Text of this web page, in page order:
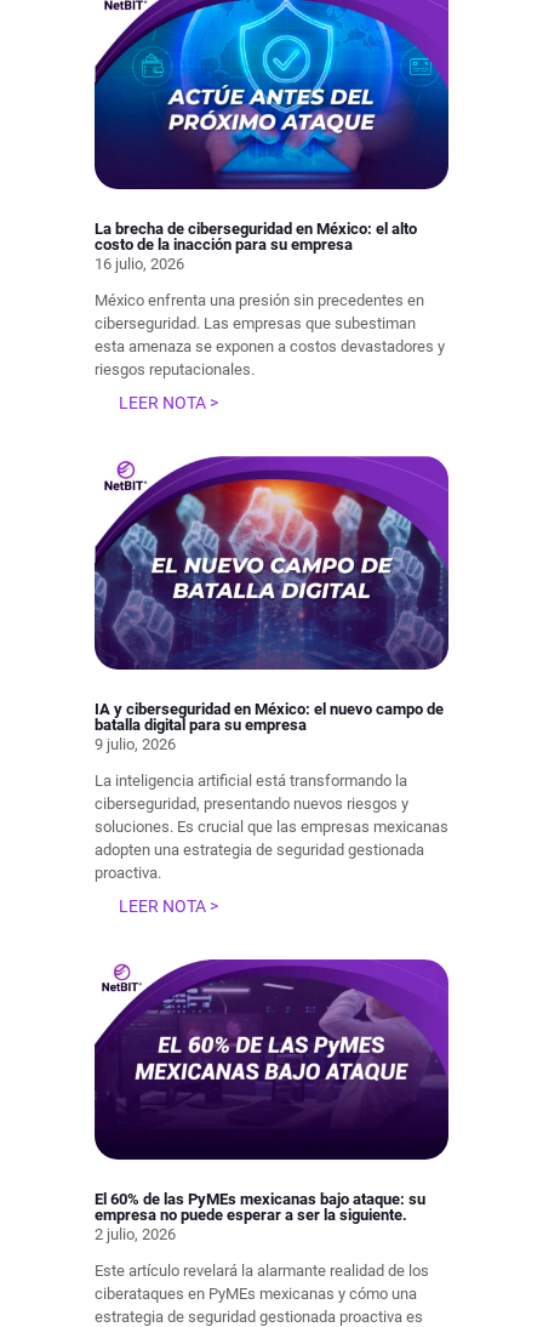
La brecha de ciberseguridad en México: el alto
costo de la inacción para su empresa
16 julio, 2026
México enfrenta una presión sin precedentes en
ciberseguridad. Las empresas que subestiman
esta amenaza se exponen a costos devastadores y
riesgos reputacionales.
LEER NOTA >
IA y ciberseguridad en México: el nuevo campo de
batalla digital para su empresa
9 julio, 2026
La inteligencia artificial está transformando la
ciberseguridad, presentando nuevos riesgos y
soluciones. Es crucial que las empresas mexicanas
adopten una estrategia de seguridad gestionada
proactiva.
LEER NOTA >
El 60% de las PyMEs mexicanas bajo ataque: su
empresa no puede esperar a ser la siguiente.
2 julio, 2026
Este artículo revelará la alarmante realidad de los
ciberataques en PyMEs mexicanas y cómo una
estrategia de seguridad gestionada proactiva es